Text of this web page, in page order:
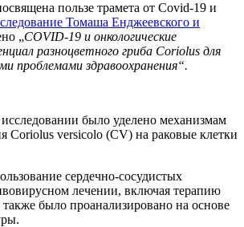
пользе трамета от Covid-19 и
Томаша Енджеевского и
„COVID-19 и онкологические
разноцветного гриба Coriolus для
проблемами здравоохранения“.
было уделено механизмам
Coriolus versicolo (CV) на раковые клетки
сердечно-сосудистых
лечении, включая терапию
было проанализировано на основе